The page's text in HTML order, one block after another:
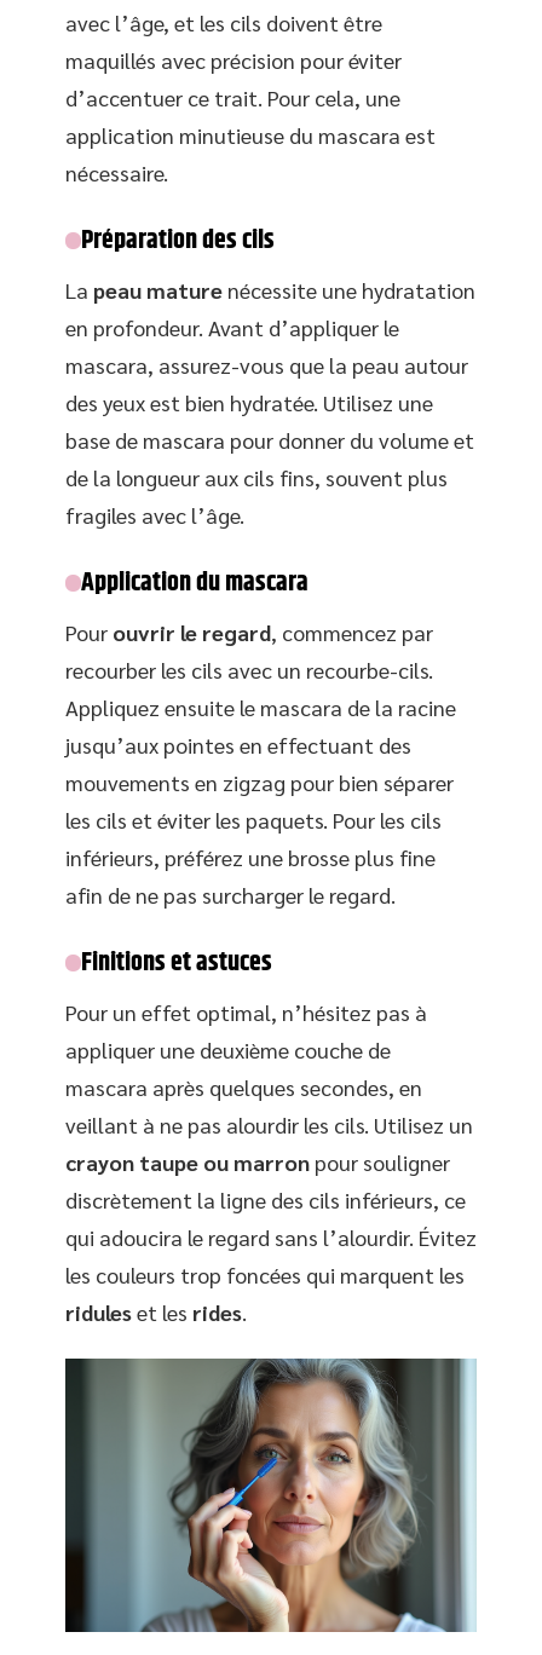
avec l’âge, et les cils doivent être
maquillés avec précision pour éviter
d’accentuer ce trait. Pour cela, une
application minutieuse du mascara est
nécessaire.
Préparation des cils
La peau mature nécessite une hydratation
en profondeur. Avant d’appliquer le
mascara, assurez-vous que la peau autour
des yeux est bien hydratée. Utilisez une
base de mascara pour donner du volume et
de la longueur aux cils fins, souvent plus
fragiles avec l’âge.
Application du mascara
Pour ouvrir le regard, commencez par
recourber les cils avec un recourbe-cils.
Appliquez ensuite le mascara de la racine
jusqu’aux pointes en effectuant des
mouvements en zigzag pour bien séparer
les cils et éviter les paquets. Pour les cils
inférieurs, préférez une brosse plus fine
afin de ne pas surcharger le regard.
Finitions et astuces
Pour un effet optimal, n’hésitez pas à
appliquer une deuxième couche de
mascara après quelques secondes, en
veillant à ne pas alourdir les cils. Utilisez un
crayon taupe ou marron pour souligner
discrètement la ligne des cils inférieurs, ce
qui adoucira le regard sans l’alourdir. Évitez
les couleurs trop foncées qui marquent les
riduleset les rides.